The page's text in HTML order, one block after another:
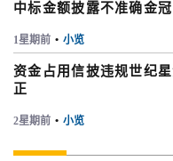
中标金额披露不准确金
1星期前 • 小览
资金占用信披违规世纪
正
2星期前 • 小览